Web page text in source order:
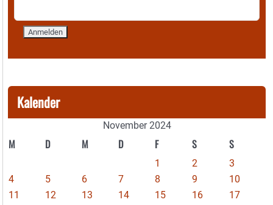
Kalender
November 2024
M D M D F S S
1 2
3
4
5 6 7 8 9
10
11
12 13 14 15 16
17